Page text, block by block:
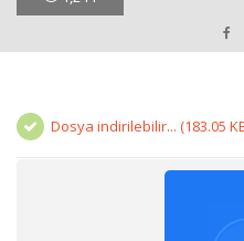
Dosya indirilebilir... (183.05